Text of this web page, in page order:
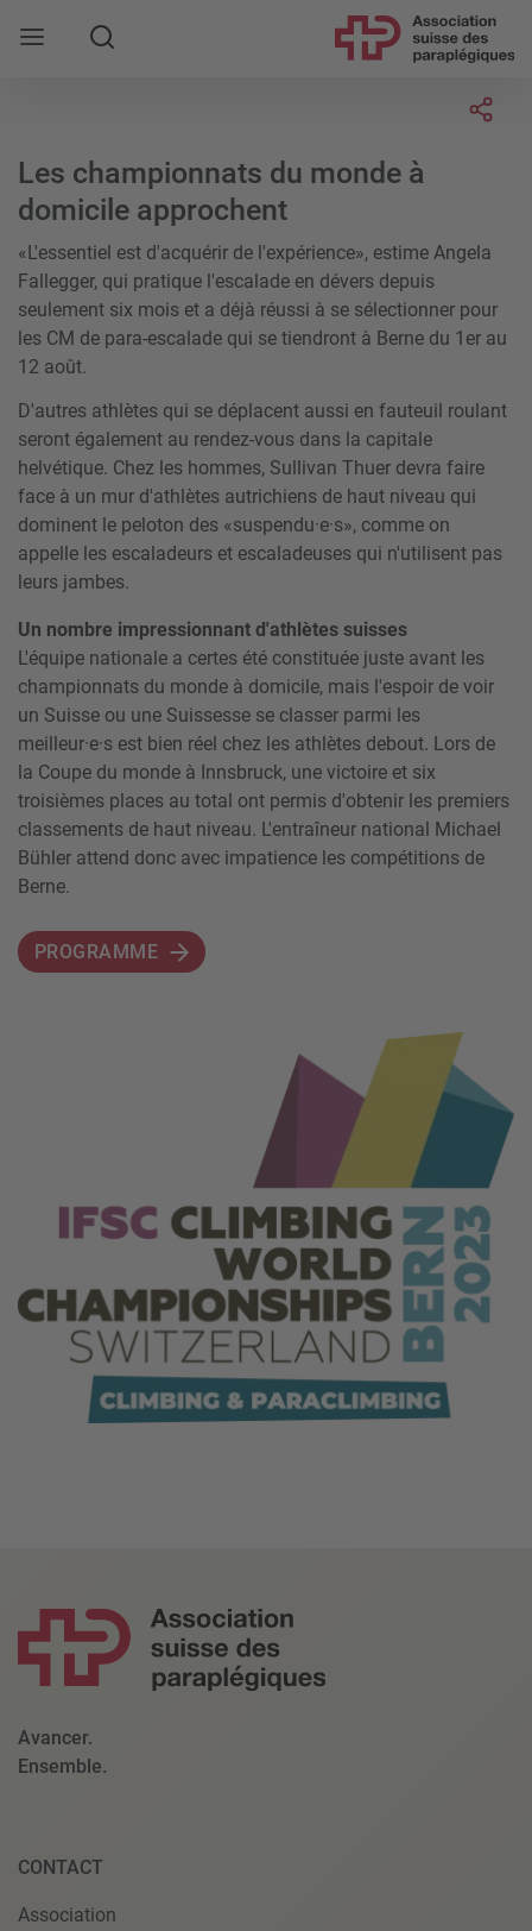
Rechercher
Les championnats du monde à
domicile approchent
«L'essentiel est d'acquérir de l'expérience», estime Angela
Fallegger, qui pratique l'escalade en dévers depuis
seulement six mois et a déjà réussi à se sélectionner pour
les CM de para-escalade qui se tiendront à Berne du 1er au
12 août.
D'autres athlètes qui se déplacent aussi en fauteuil roulant
seront également au rendez-vous dans la capitale
helvétique. Chez les hommes, Sullivan Thuer devra faire
face à un mur d'athlètes autrichiens de haut niveau qui
dominent le peloton des «suspendu·e·s», comme on
appelle les escaladeurs et escaladeuses qui n'utilisent pas
leurs jambes.
Un nombre impressionnant d'athlètes suisses
L'équipe nationale a certes été constituée juste avant les
championnats du monde à domicile, mais l'espoir de voir
un Suisse ou une Suissesse se classer parmi les
meilleur·e·s est bien réel chez les athlètes debout. Lors de
la Coupe du monde à Innsbruck, une victoire et six
troisièmes places au total ont permis d'obtenir les premiers
classements de haut niveau. L'entraîneur national Michael
Bühler attend donc avec impatience les compétitions de
Berne.
PROGRAMME
Avancer.
Ensemble.
CONTACT
Association